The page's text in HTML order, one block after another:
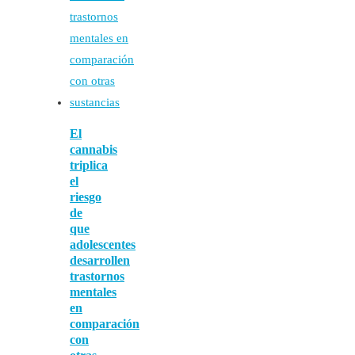
El
cannabis
triplica
el
riesgo
de
que
adolescentes
desarrollen
trastornos
mentales
en
comparación
con